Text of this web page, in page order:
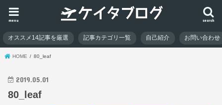
search
menu
オススメ14記事を厳選 記事カテゴリ一覧 自己紹介 お問い合わせ
HOME 80_leaf
2019.05.01
80_leaf